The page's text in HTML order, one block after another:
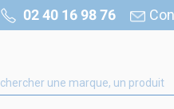
02 40 16 98 76